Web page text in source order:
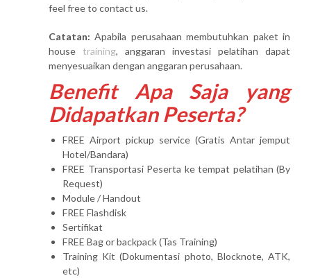
feel free to contact us.
Catatan: Apabila perusahaan membutuhkan paket in
house training, anggaran investasi pelatihan dapat
menyesuaikan dengan anggaran perusahaan.
Benefit Apa Saja yang
Didapatkan Peserta?
FREE Airport pickup service (Gratis Antar jemput
Hotel/Bandara)
FREE Transportasi Peserta ke tempat pelatihan (By
Request)
Module / Handout
FREE Flashdisk
Sertifikat
FREE Bag or backpack (Tas Training)
Training Kit (Dokumentasi photo, Blocknote, ATK,
etc)